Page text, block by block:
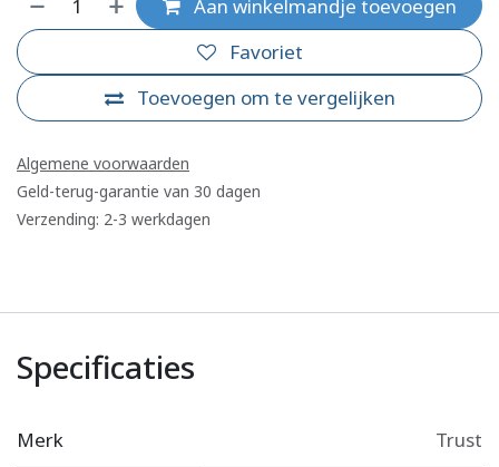
Aan winkelmandje toevoegen
Toevoegen om te vergelijken
Favoriet
Algemene voorwaarden
Geld-terug-garantie van 30 dagen
Verzending: 2-3 werkdagen
Specificaties
Merk Trust